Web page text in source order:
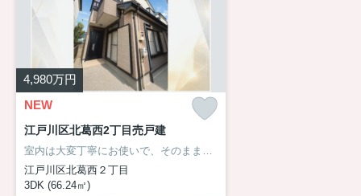
4,980万円
NEW
江戸川区北葛西2丁目売戸建
室内は大変丁寧にお使いで、そのままでも気持ちよく新生活を始められる住まいです。ゆとりあるワイドなシステムキッチンは毎日の家事を快適にし、収納力のあるグルニエや使い勝手の良い和室、広々とした玄関など、暮らしやすさを考えた間取りも魅力。教育施設や買物施設、公園が徒歩圏に揃い、家族みんなが心地よく暮らせる住環境です。将来的にはお好みに合わせたリフォームも楽しめる一邸です。
江戸川区北葛西２丁目
3DK (66.24㎡)